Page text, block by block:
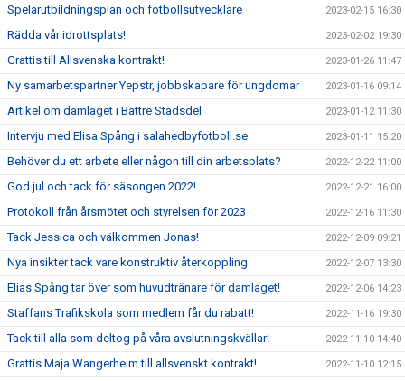
Spelarutbildningsplan och fotbollsutvecklare 2023-02-15 16:30
Rädda vår idrottsplats! 2023-02-02 19:30
Grattis till Allsvenska kontrakt! 2023-01-26 11:47
Ny samarbetspartner Yepstr, jobbskapare för ungdomar 2023-01-16 09:14
Artikel om damlaget i Bättre Stadsdel 2023-01-12 11:30
Intervju med Elisa Spång i salahedbyfotboll.se 2023-01-11 15:20
Behöver du ett arbete eller någon till din arbetsplats? 2022-12-22 11:00
God jul och tack för säsongen 2022! 2022-12-21 16:00
Protokoll från årsmötet och styrelsen för 2023 2022-12-16 11:30
Tack Jessica och välkommen Jonas! 2022-12-09 09:21
Nya insikter tack vare konstruktiv återkoppling 2022-12-07 13:30
Elias Spång tar över som huvudtränare för damlaget! 2022-12-06 14:23
Staffans Trafikskola som medlem får du rabatt! 2022-11-16 19:30
Tack till alla som deltog på våra avslutningskvällar! 2022-11-10 14:40
Grattis Maja Wangerheim till allsvenskt kontrakt! 2022-11-10 12:15